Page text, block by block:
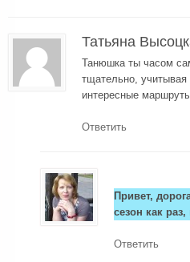
Татьяна
Танюшка ты часом
тщательно, учитывая
интересные
Ответить
Привет,
сезон как
Ответить